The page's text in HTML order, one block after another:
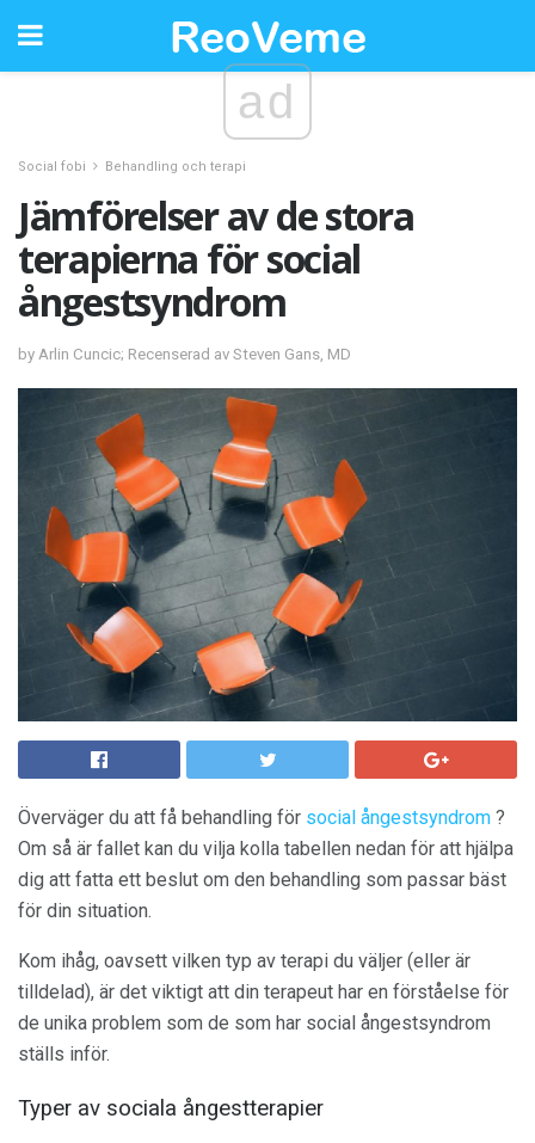
ad
Social fobi Behandling och terapi
Jämförelser av de stora
terapierna för social
ångestsyndrom
by Arlin Cuncic; Recenserad av Steven Gans, MD
Överväger du att få behandling för social ångestsyndrom ?
Om så är fallet kan du vilja kolla tabellen nedan för att hjälpa
dig att fatta ett beslut om den behandling som passar bäst
för din situation.
Kom ihåg, oavsett vilken typ av terapi du väljer (eller är
tilldelad), är det viktigt att din terapeut har en förståelse för
de unika problem som de som har social ångestsyndrom
ställs inför.
Typer av sociala ångestterapier